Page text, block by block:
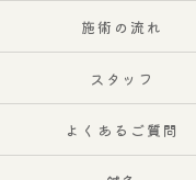
施術の流れ
スタッフ
よくあるご質問